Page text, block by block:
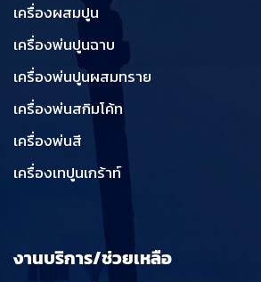
เครื่องผสมปูน
เครื่องพ่นปูนฉาบ
เครื่องพ่นปูนผสมทราย
เครื่องพ่นสกิมโค้ท
เครื่องพ่นสี
เครื่องเทปูนเกร้าท์
งานบริการ/ช่วยเหลือ